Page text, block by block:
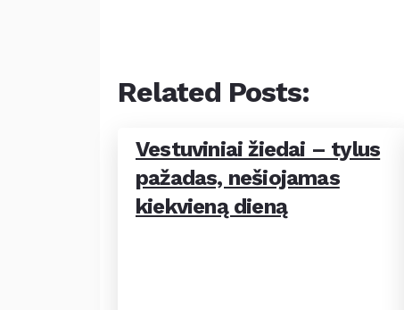
Related Posts:
Vestuviniai žiedai – tylus
pažadas, nešiojamas
kiekvieną dieną